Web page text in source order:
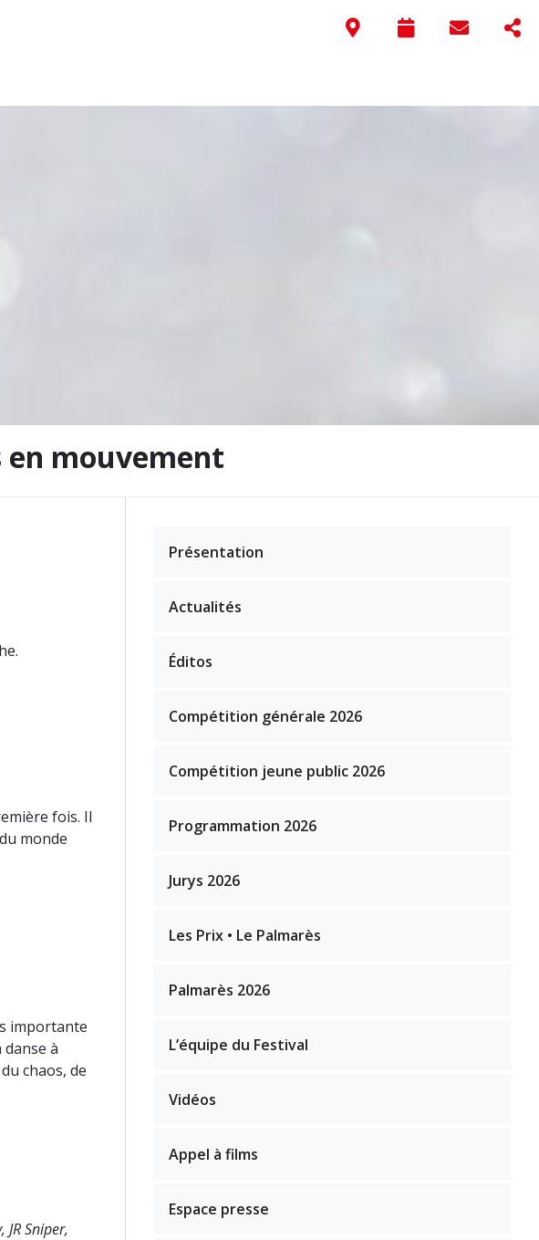
en mouvement
fois. Il
monde
importante
à
chaos, de
Sniper,
Présentation
Actualités
Éditos
Compétition générale 2026
Compétition jeune public 2026
Programmation 2026
Jurys 2026
Les Prix • Le Palmarès
Palmarès 2026
L’équipe du Festival
Vidéos
Appel à films
Espace presse